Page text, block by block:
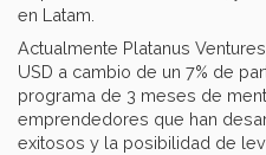
en Latam.
Actualmente Platanus
USD a cambio de un 7% de
programa de 3 meses de
emprendedores que han
exitosos y la posibilidad de